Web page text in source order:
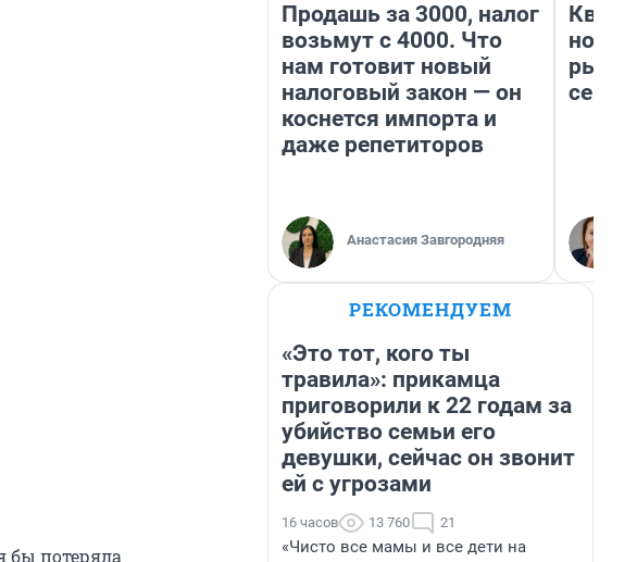
бы потеряла
Продашь за 3000, налог
возьмут с 4000. Что
нам готовит новый
налоговый закон — он
коснется импорта и
даже репетиторов
Анастасия Завгородняя
но
РЕКОМЕНДУЕМ
«Это тот, кого ты
травила»: прикамца
приговорили к 22 годам за
убийство семьи его
девушки, сейчас он звонит
ей с угрозами
16 часов 13 760 21
«Чисто все мамы и все дети на